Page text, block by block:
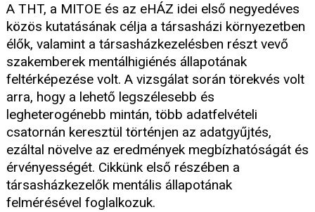
A THT, a MITOE és az eHÁZ idei első negyedéves
közös kutatásának célja a társasházi környezetben
élők, valamint a társasházkezelésben részt vevő
szakemberek mentálhigiénés állapotának
feltérképezése volt. A vizsgálat során törekvés volt
arra, hogy a lehető legszélesebb és
legheterogénebb mintán, több adatfelvételi
csatornán keresztül történjen az adatgyűjtés,
ezáltal növelve az eredmények megbízhatóságát és
érvényességét. Cikkünk első részében a
társasházkezelők mentális állapotának
felmérésével foglalkozuk.